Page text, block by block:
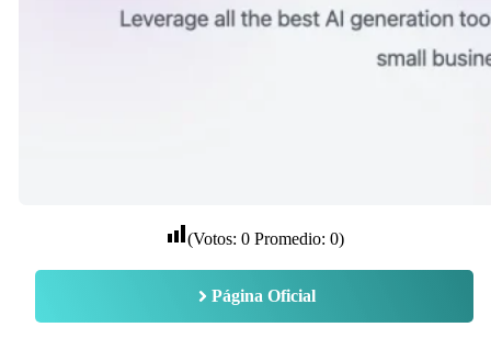
(Votos: 0Promedio: 0)
Página Oficial